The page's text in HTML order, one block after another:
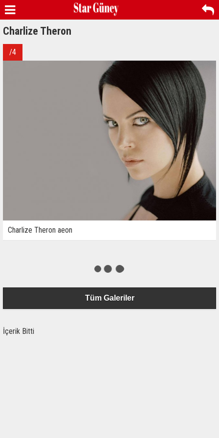
Charlize Theron
/4
Charlize Theron aeon
Tüm Galeriler
İçerik Bitti